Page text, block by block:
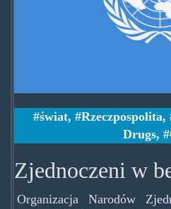
świat, Rzeczpospolita,
Drugs,
Zjednoczeni w
Organizacja Narodów